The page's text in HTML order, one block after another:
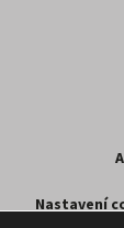
Nastavení